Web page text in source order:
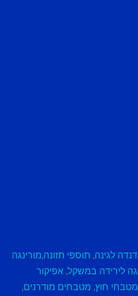
לגינה, תוספי תזונה,מורינגה
לירידה במשקל, אפיקור
מטבחי חוץ, מטבחים מודרנים,